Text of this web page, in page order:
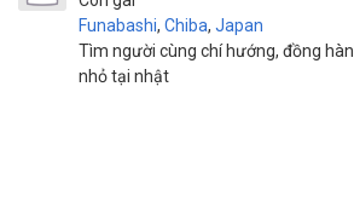
Funabashi, Chiba, Japan
Tìm người cùng chí hướng, đồng
nhỏ tại nhật